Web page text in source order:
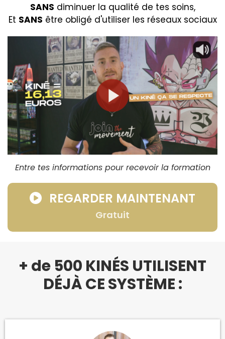
SANS diminuer la qualité de tes soins,
Et SANS être obligé d'utiliser les réseaux sociaux
Entre tes informations pour recevoir la formation
REGARDER MAINTENANT
Gratuit
+ de 500 KINÉS UTILISENT
DÉJÀ CE SYSTÈME :